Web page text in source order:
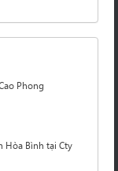
Phong
Hòa Bình tại Cty